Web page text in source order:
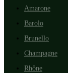
Amarone
Barolo
Brunello
Champagne
Rhône